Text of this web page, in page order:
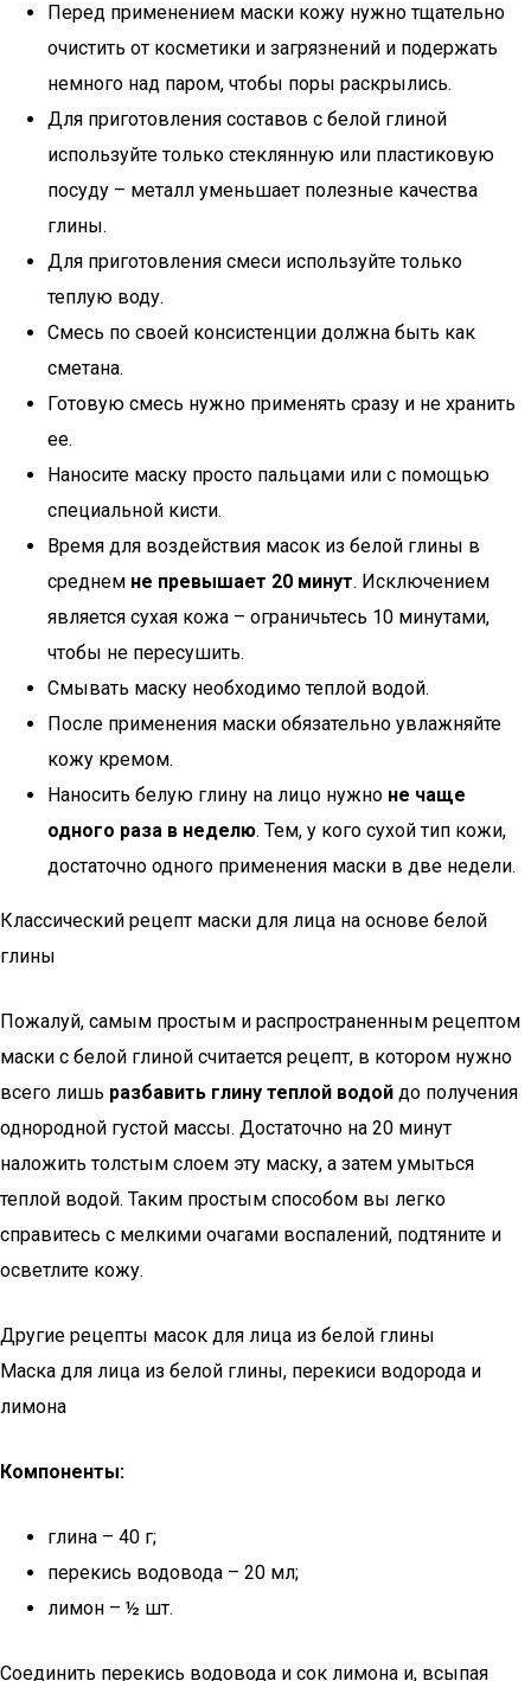
Перед применением маски кожу нужно тщательно
очистить от косметики и загрязнений и подержать
немного над паром, чтобы поры раскрылись.
Для приготовления составов с белой глиной
используйте только стеклянную или пластиковую
посуду – металл уменьшает полезные качества
глины.
Для приготовления смеси используйте только
теплую воду.
Смесь по своей консистенции должна быть как
сметана.
Готовую смесь нужно применять сразу и не хранить
ее.
Наносите маску просто пальцами или с помощью
специальной кисти.
Время для воздействия масок из белой глины в
среднем не превышает 20 минут. Исключением
является сухая кожа – ограничьтесь 10 минутами,
чтобы не пересушить.
Смывать маску необходимо теплой водой.
После применения маски обязательно увлажняйте
кожу кремом.
Наносить белую глину на лицо нужно не чаще
одного раза в неделю. Тем, у кого сухой тип кожи,
достаточно одного применения маски в две недели.
Классический рецепт маски для лица на основе белой
глины
Пожалуй, самым простым и распространенным рецептом
маски с белой глиной считается рецепт, в котором нужно
всего лишь разбавить глину теплой водой до получения
однородной густой массы. Достаточно на 20 минут
наложить толстым слоем эту маску, а затем умыться
теплой водой. Таким простым способом вы легко
справитесь с мелкими очагами воспалений, подтяните и
осветлите кожу.
Другие рецепты масок для лица из белой глины
Маска для лица из белой глины, перекиси водорода и
лимона
Компоненты:
глина – 40 г;
перекись водовода – 20 мл;
лимон – ½ шт.
Соединить перекись водовода и сок лимона и, всыпая